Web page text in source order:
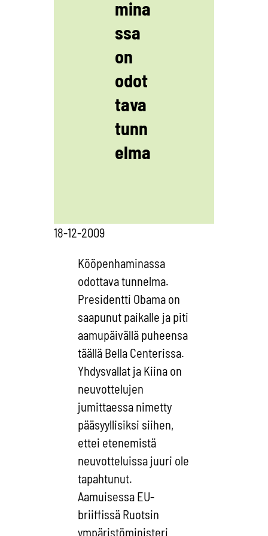
mina
ssa
on
odot
tava
tunn
elma
18-12-2009
Kööpenhaminassa
odottava tunnelma.
Presidentti Obama on
saapunut paikalle ja piti
aamupäivällä puheensa
täällä Bella Centerissa.
Yhdysvallat ja Kiina on
neuvottelujen
jumittaessa nimetty
pääsyyllisiksi siihen,
ettei etenemistä
neuvotteluissa juuri ole
tapahtunut.
Aamuisessa EU-
briiffissä Ruotsin
ympäristöministeri